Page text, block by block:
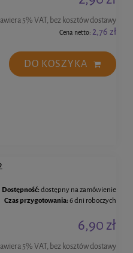
5% VAT, bez kosztów dostawy
Cena netto: 2,76 zł
DO KOSZYKA
Dostępność:dostępny na zamówienie
Czas przygotowania:6 dni roboczych
6,90 zł
5% VAT, bez kosztów dostawy